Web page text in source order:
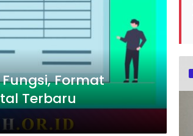
Format
Terbaru